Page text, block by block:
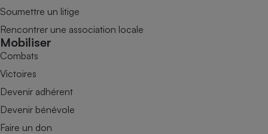
Soumettre un litige
Rencontrer une association locale
Mobiliser
Combats
Victoires
Devenir adhérent
Devenir bénévole
Faire un don